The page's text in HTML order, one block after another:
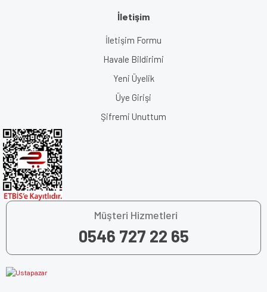
İletişim
İletişim Formu
Havale Bildirimi
Yeni Üyelik
Üye Girişi
Şifremi Unuttum
Müşteri Hizmetleri
0546 727 22 65